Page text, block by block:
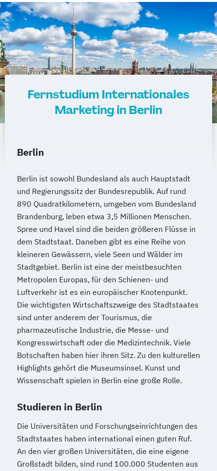
Fernstudium Internationales
Marketing in Berlin
Berlin
Berlin ist sowohl Bundesland als auch Hauptstadt
und Regierungssitz der Bundesrepublik. Auf rund
890 Quadratkilometern, umgeben vom Bundesland
Brandenburg, leben etwa 3,5 Millionen Menschen.
Spree und Havel sind die beiden größeren Flüsse in
dem Stadtstaat. Daneben gibt es eine Reihe von
kleineren Gewässern, viele Seen und Wälder im
Stadtgebiet. Berlin ist eine der meistbesuchten
Metropolen Europas, für den Schienen- und
Luftverkehr ist es ein europäischer Knotenpunkt.
Die wichtigsten Wirtschaftszweige des Stadtstaates
sind unter anderem der Tourismus, die
pharmazeutische Industrie, die Messe- und
Kongresswirtschaft oder die Medizintechnik. Viele
Botschaften haben hier ihren Sitz. Zu den kulturellen
Highlights gehört die Museumsinsel. Kunst und
Wissenschaft spielen in Berlin eine große Rolle.
Studieren in Berlin
Die Universitäten und Forschungseinrichtungen des
Stadtstaates haben international einen guten Ruf.
An den vier großen Universitäten, die eine eigene
Großstadt bilden, sind rund 100.000 Studenten aus